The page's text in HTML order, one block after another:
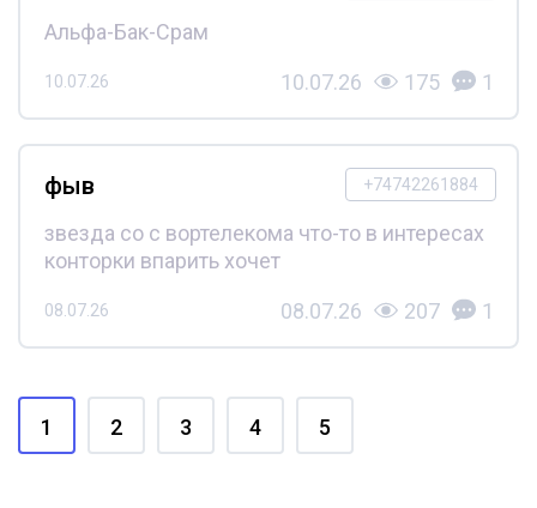
Альфа-Бак-Срам
10.07.26 10.07.26 175 1
+74742261884
фыв
звезда со с вортелекома что-то в интересах
конторки впарить хочет
08.07.26 08.07.26 207 1
1 2 3 4 5